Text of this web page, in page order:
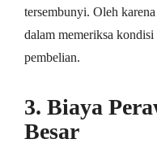
tersembunyi. Oleh
dalam memeriksa
pembelian.
3. Biaya
Besar